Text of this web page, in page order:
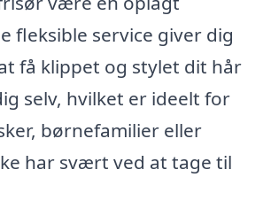
fleksible service giver dig
få klippet og stylet dit hår
selv, hvilket er ideelt for
børnefamilier eller
har svært ved at tage til